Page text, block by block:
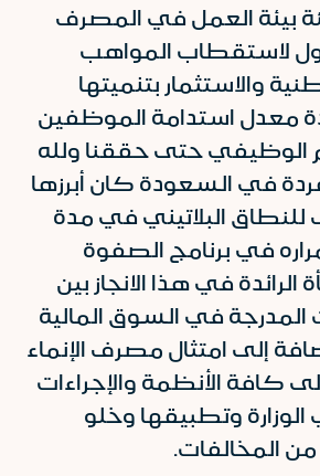
بيئة العمل في المصرف
لاستقطاب المواهب
والاستثمار بتنميتها
معدل استدامة الموظفين
الوظيفي حتى حققنا ولله
في السعودة كان أبرزها
البلاتيني في مدة
في برنامج الصفوة
الرائدة في هذا الانجاز بين
في السوق المالية
إلى امتثال مصرف الإنماء
كافة الأنظمة والإجراءات
وتطبيقها وخلو
المخالفات.